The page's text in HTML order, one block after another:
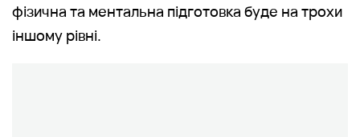
фізична та ментальна підготовка буде на трохи
іншому рівні.